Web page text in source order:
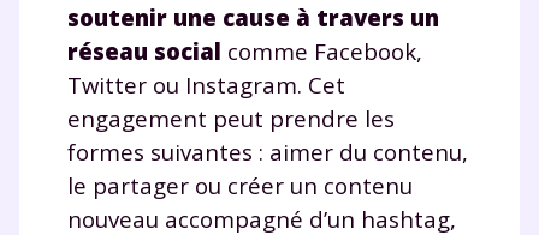
soutenir une cause à travers un
réseau social comme Facebook,
Twitter ou Instagram. Cet
engagement peut prendre les
formes suivantes : aimer du contenu,
le partager ou créer un contenu
nouveau accompagné d’un hashtag,